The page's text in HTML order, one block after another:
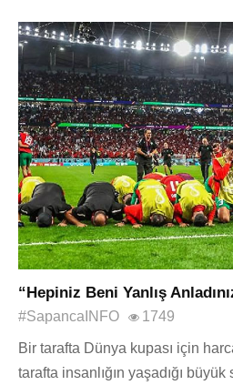
“Hepiniz Beni Yanlış
#SapancaINFO 1749
Bir tarafta Dünya kupası için
tarafta insanlığın yaşadığı büyük